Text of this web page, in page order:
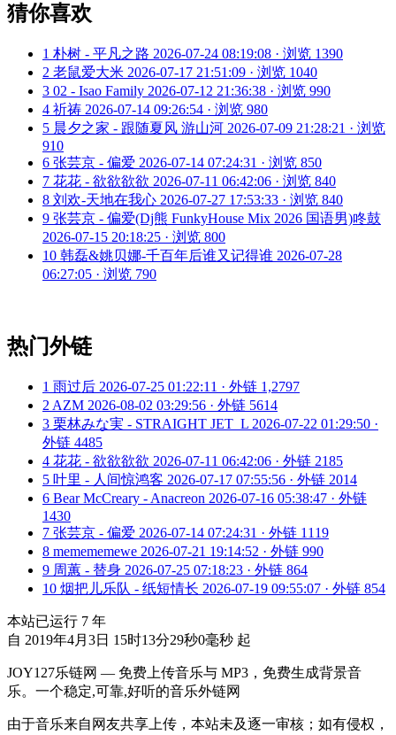
猜你喜欢
1 朴树 - 平凡之路 2026-07-24 08:19:08 · 浏览 1390
2 老鼠爱大米 2026-07-17 21:51:09 · 浏览 1040
3 02 - Isao Family 2026-07-12 21:36:38 · 浏览 990
4 祈祷 2026-07-14 09:26:54 · 浏览 980
5 晨夕之家 - 跟随夏风 游山河 2026-07-09 21:28:21 · 浏览
910
6 张芸京 - 偏爱 2026-07-14 07:24:31 · 浏览 850
7 花花 - 欲欲欲欲 2026-07-11 06:42:06 · 浏览 840
8 刘欢-天地在我心 2026-07-27 17:53:33 · 浏览 840
9 张芸京 - 偏爱(Dj熊 FunkyHouse Mix 2026 国语男)咚鼓
2026-07-15 20:18:25 · 浏览 800
10 韩磊&姚贝娜-千百年后谁又记得谁 2026-07-28
06:27:05 · 浏览 790
热门外链
1 雨过后 2026-07-25 01:22:11 · 外链 1,2797
2 AZM 2026-08-02 03:29:56 · 外链 5614
3 栗林みな実 - STRAIGHT JET_L 2026-07-22 01:29:50 ·
外链 4485
4 花花 - 欲欲欲欲 2026-07-11 06:42:06 · 外链 2185
5 叶里 - 人间惊鸿客 2026-07-17 07:55:56 · 外链 2014
6 Bear McCreary - Anacreon 2026-07-16 05:38:47 · 外链
1430
7 张芸京 - 偏爱 2026-07-14 07:24:31 · 外链 1119
8 memememewe 2026-07-21 19:14:52 · 外链 990
9 周蕙 - 替身 2026-07-25 07:18:23 · 外链 864
10 烟把儿乐队 - 纸短情长 2026-07-19 09:55:07 · 外链 854
本站已运行 7 年
自 2019年4月3日 15时13分29秒0毫秒 起
JOY127乐链网 — 免费上传音乐与 MP3，免费生成背景音
乐。一个稳定,可靠,好听的音乐外链网
由于音乐来自网友共享上传，本站未及逐一审核；如有侵权，